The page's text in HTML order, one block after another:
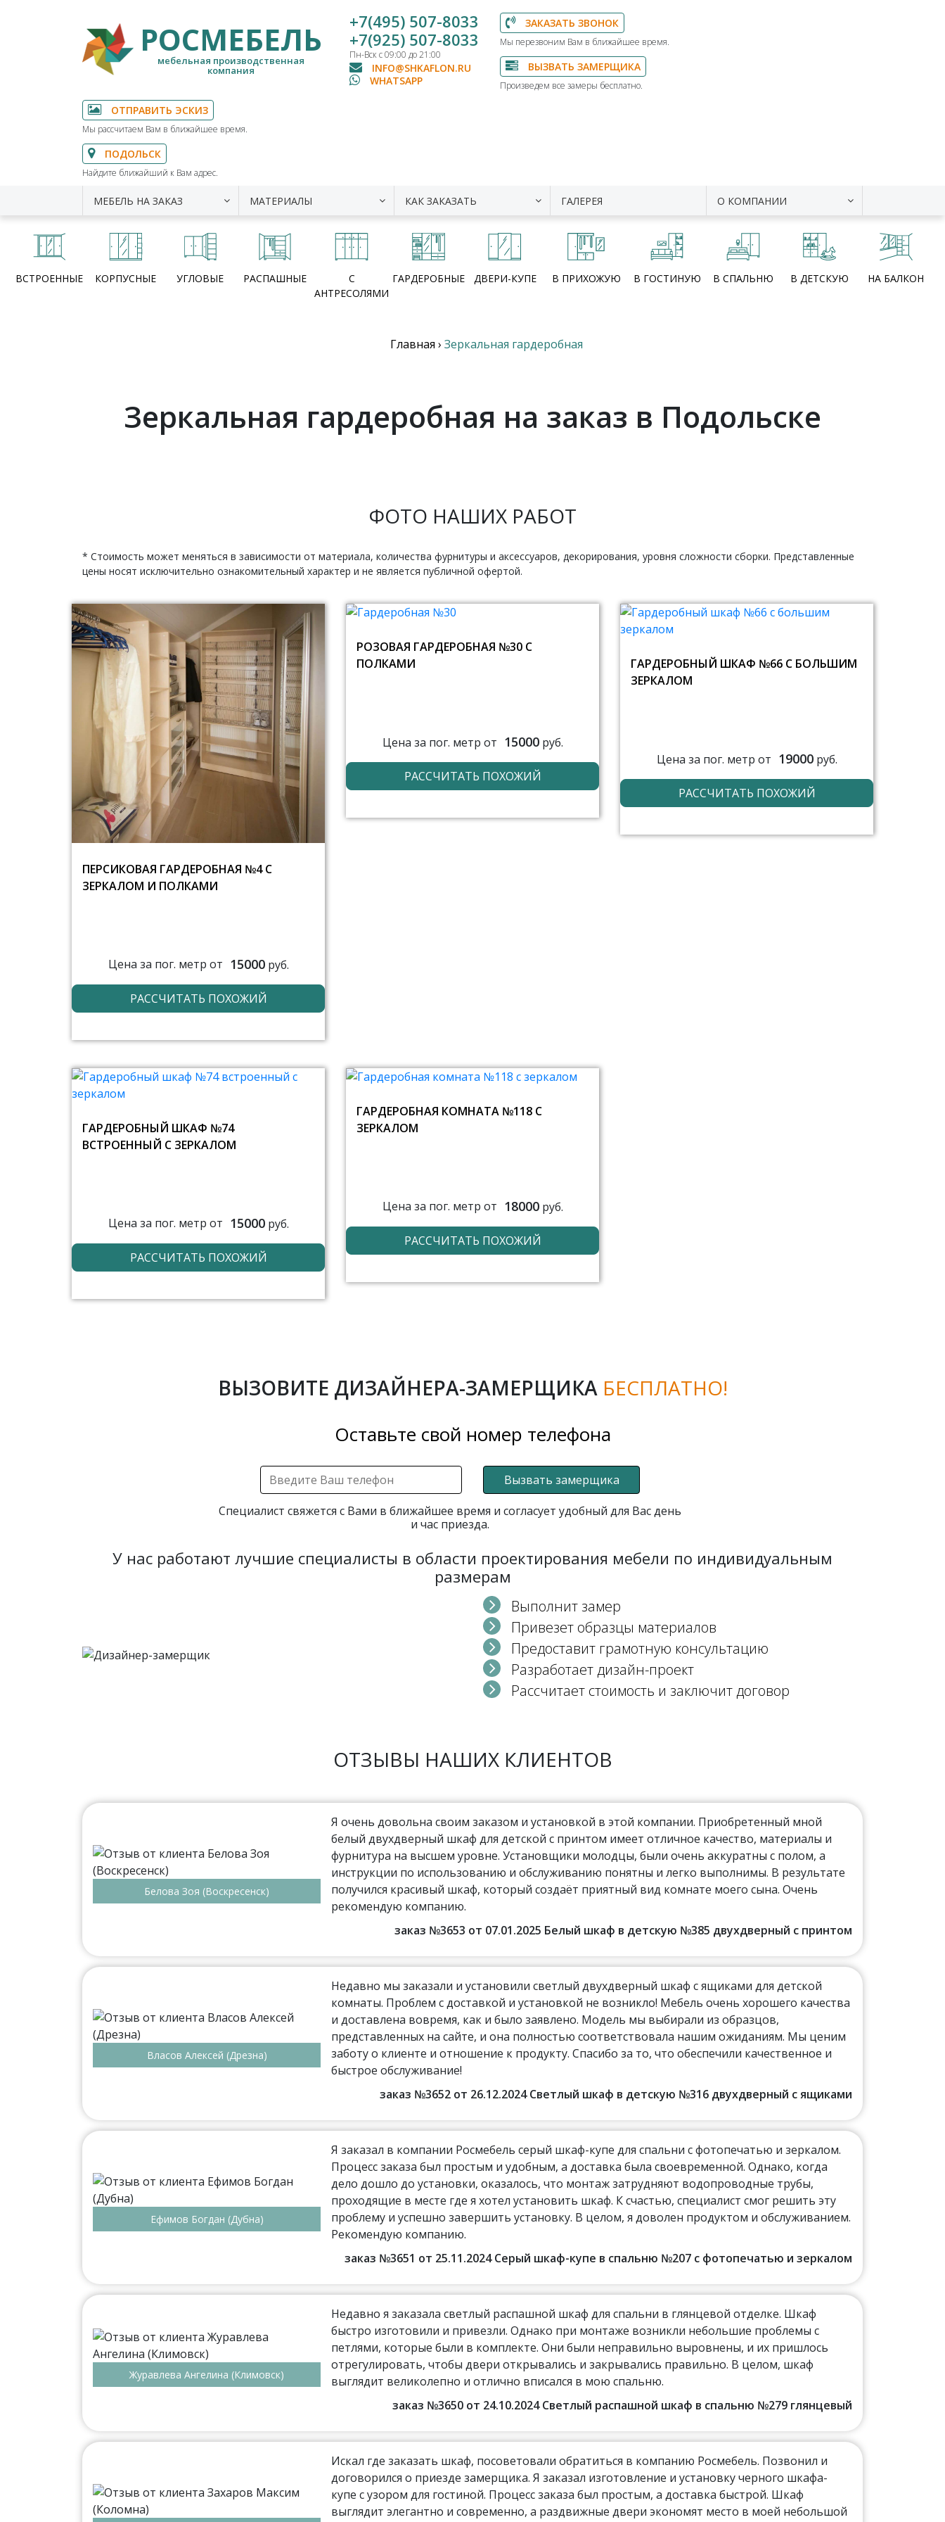
РОСМЕБЕЛЬ
мебельная производственная
компания
+7(495) 507-8033
+7(925) 507-8033
Пн-Вск с 09:00 до 21:00
INFO@SHKAFLON.RU
WHATSAPP
ЗАКАЗАТЬ ЗВОНОК
Мы перезвоним Вам в ближайшее время.
ВЫЗВАТЬ ЗАМЕРЩИКА
Произведем все замеры бесплатно.
ОТПРАВИТЬ ЭСКИЗ
Мы рассчитаем Вам в ближайшее время.
ПОДОЛЬСК
Найдите ближайший к Вам адрес.
МЕБЕЛЬ НА ЗАКАЗ МАТЕРИАЛЫ КАК ЗАКАЗАТЬ ГАЛЕРЕЯ О КОМПАНИИ
ВСТРОЕННЫЕ КОРПУСНЫЕ УГЛОВЫЕ РАСПАШНЫЕ
С
АНТРЕСОЛЯМИ
ГАРДЕРОБНЫЕ ДВЕРИ-КУПЕ В ПРИХОЖУЮ В ГОСТИНУЮ В СПАЛЬНЮ В ДЕТСКУЮ НА БАЛКОН
Главная › Зеркальная гардеробная
Зеркальная гардеробная на заказ в Подольске
ФОТО НАШИХ РАБОТ
* Стоимость может меняться в зависимости от материала, количества фурнитуры и аксессуаров, декорирования, уровня сложности сборки. Представленные
цены носят исключительно ознакомительный характер и не является публичной офертой.
ПЕРСИКОВАЯ ГАРДЕРОБНАЯ №4 С
ЗЕРКАЛОМ И ПОЛКАМИ
Цена за пог. метр от 15000руб.
РАССЧИТАТЬ ПОХОЖИЙ
РОЗОВАЯ ГАРДЕРОБНАЯ №30 С
ПОЛКАМИ
Цена за пог. метр от 15000руб.
РАССЧИТАТЬ ПОХОЖИЙ
ГАРДЕРОБНЫЙ ШКАФ №66 С БОЛЬШИМ
ЗЕРКАЛОМ
Цена за пог. метр от 19000руб.
РАССЧИТАТЬ ПОХОЖИЙ
ГАРДЕРОБНЫЙ ШКАФ №74
ВСТРОЕННЫЙ С ЗЕРКАЛОМ
Цена за пог. метр от 15000руб.
РАССЧИТАТЬ ПОХОЖИЙ
ГАРДЕРОБНАЯ КОМНАТА №118 С
ЗЕРКАЛОМ
Цена за пог. метр от 18000руб.
РАССЧИТАТЬ ПОХОЖИЙ
ВЫЗОВИТЕ ДИЗАЙНЕРА-ЗАМЕРЩИКА БЕСПЛАТНО!
Оставьте свой номер телефона
Вызвать замерщика
Специалист свяжется с Вами в ближайшее время и согласует удобный для Вас день
и час приезда.
У нас работают лучшие специалисты в области проектирования мебели по индивидуальным
размерам
Выполнит замер
Привезет образцы материалов
Предоставит грамотную консультацию
Разработает дизайн-проект
Рассчитает стоимость и заключит договор
ОТЗЫВЫ НАШИХ КЛИЕНТОВ
Белова Зоя (Воскресенск)
Я очень довольна своим заказом и установкой в этой компании. Приобретенный мной
белый двухдверный шкаф для детской с принтом имеет отличное качество, материалы и
фурнитура на высшем уровне. Установщики молодцы, были очень аккуратны с полом, а
инструкции по использованию и обслуживанию понятны и легко выполнимы. В результате
получился красивый шкаф, который создаёт приятный вид комнате моего сына. Очень
рекомендую компанию.
заказ №3653 от 07.01.2025 Белый шкаф в детскую №385 двухдверный с принтом
Власов Алексей (Дрезна)
Недавно мы заказали и установили светлый двухдверный шкаф с ящиками для детской
комнаты. Проблем с доставкой и установкой не возникло! Мебель очень хорошего качества
и доставлена вовремя, как и было заявлено. Модель мы выбирали из образцов,
представленных на сайте, и она полностью соответствовала нашим ожиданиям. Мы ценим
заботу о клиенте и отношение к продукту. Спасибо за то, что обеспечили качественное и
быстрое обслуживание!
заказ №3652 от 26.12.2024 Светлый шкаф в детскую №316 двухдверный с ящиками
Ефимов Богдан (Дубна)
Я заказал в компании Росмебель серый шкаф-купе для спальни с фотопечатью и зеркалом.
Процесс заказа был простым и удобным, а доставка была своевременной. Однако, когда
дело дошло до установки, оказалось, что монтаж затрудняют водопроводные трубы,
проходящие в месте где я хотел установить шкаф. К счастью, специалист смог решить эту
проблему и успешно завершить установку. В целом, я доволен продуктом и обслуживанием.
Рекомендую компанию.
заказ №3651 от 25.11.2024 Серый шкаф-купе в спальню №207 с фотопечатью и зеркалом
Журавлева Ангелина (Климовск)
Недавно я заказала светлый распашной шкаф для спальни в глянцевой отделке. Шкаф
быстро изготовили и привезли. Однако при монтаже возникли небольшие проблемы с
петлями, которые были в комплекте. Они были неправильно выровнены, и их пришлось
отрегулировать, чтобы двери открывались и закрывались правильно. В целом, шкаф
выглядит великолепно и отлично вписался в мою спальню.
заказ №3650 от 24.10.2024 Светлый распашной шкаф в спальню №279 глянцевый
Искал где заказать шкаф, посоветовали обратиться в компанию Росмебель. Позвонил и
договорился о приезде замерщика. Я заказал изготовление и установку черного шкафа-
купе с узором для гостиной. Процесс заказа был простым, а доставка быстрой. Шкаф
выглядит элегантно и современно, а раздвижные двери экономят место в моей небольшой